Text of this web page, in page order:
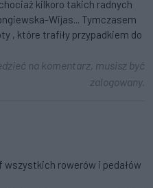
kilkoro takich radnych
Wijas... Tymczasem
, które trafiły przypadkiem do
na komentarz, musisz być
zalogowany.
rowerów i pedałów